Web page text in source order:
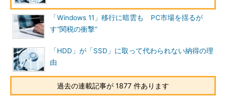
「Windows 11」移行に暗雲も PC市場を揺るが
す“関税の衝撃”
「HDD」が「SSD」に取って代わられない納得の理
由
過去の連載記事が 1877 件あります